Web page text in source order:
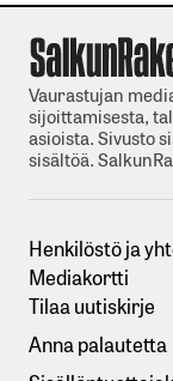
Vaurastujan
sijoittamisesta,
asioista. Sivusto
sisältöä.
Henkilöstö ja
Mediakortti
Tilaa uutiskirje
Anna palautetta